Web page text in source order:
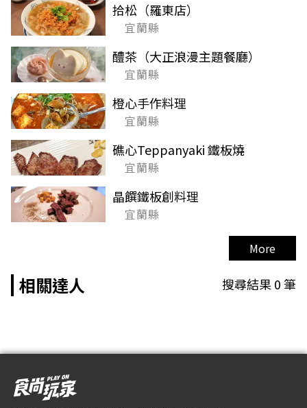
拾松（羅東店）
宜蘭縣
醴茶（大正浪漫主題餐廳）
宜蘭縣
橙心手作料理
宜蘭縣
礁心Teppanyaki 鐵板燒
宜蘭縣
晶饌鐵板創料理
宜蘭縣
More
相關達人 搜尋結果0筆